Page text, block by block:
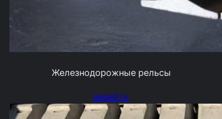
Железнодорожные рельсы
перейти